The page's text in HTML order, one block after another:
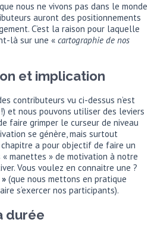
nous ne vivons pas dans le monde
auront des positionnements
C’est la raison pour laquelle
là sur une « cartographie de nos
et implication
contributeurs vu ci-dessus n’est
et nous pouvons utiliser des leviers
faire grimper le curseur de niveau
se génère, mais surtout
chapitre a pour objectif de faire un
manettes » de motivation à notre
Vous voulez en connaitre une ?
(que nous mettons en pratique
s‘exercer nos participants).
durée